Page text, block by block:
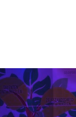
Doe een gift